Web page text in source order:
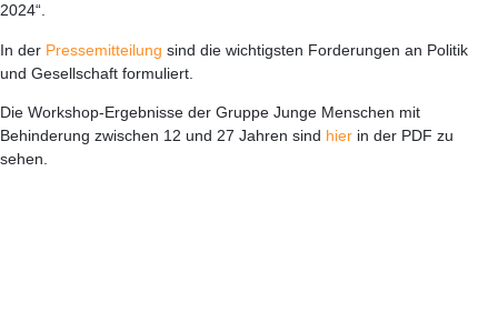
2024“.
In der Pressemitteilung sind die wichtigsten Forderungen an Politik
und Gesellschaft formuliert.
Die Workshop-Ergebnisse der Gruppe Junge Menschen mit
Behinderung zwischen 12 und 27 Jahren sind hier in der PDF zu
sehen.